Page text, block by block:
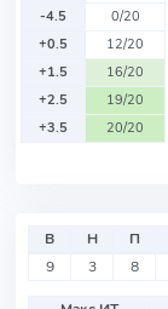
-4.5
0/20
+0.5
12/20
+1.5
16/20
+2.5
19/20
+3.5
20/20
В Н П
9
3 8